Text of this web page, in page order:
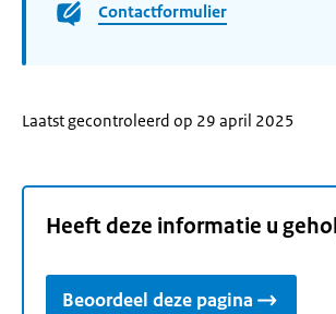
Contactformulier
Laatst gecontroleerd op 29 april 2025
Heeft deze informatie u
Beoordeel deze pagina